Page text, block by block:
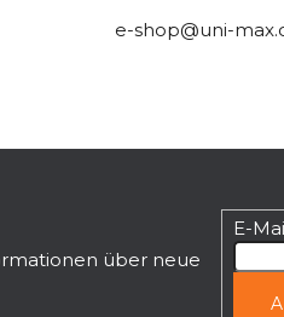
e-shop@uni-
über neue
E-